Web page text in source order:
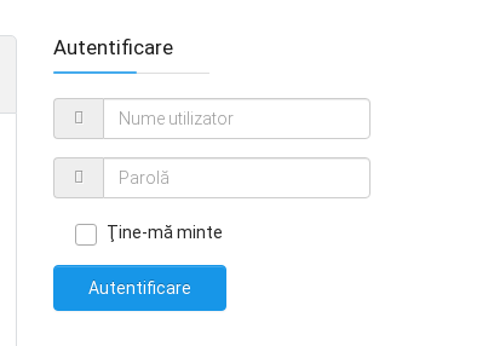
Autentificare
Ţine-mă minte
Autentificare